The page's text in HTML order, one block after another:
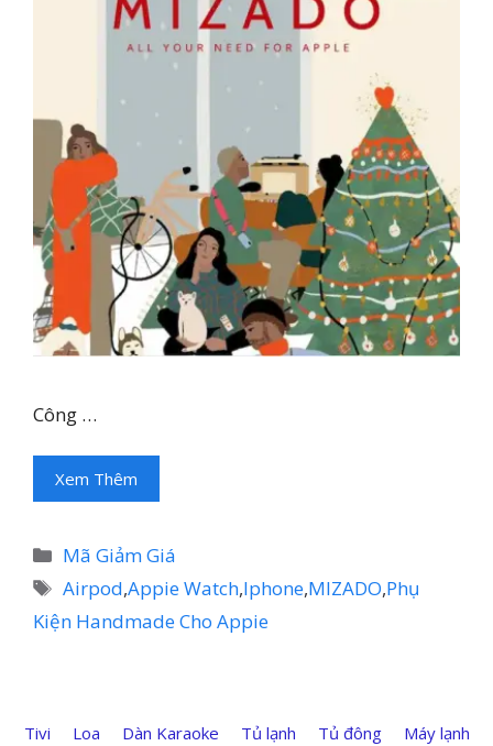
Công …
Xem Thêm
Danh
mục
Mã Giảm Giá
Thẻ
Airpod,Appie Watch,Iphone,MIZADO,Phụ
Kiện Handmade Cho Appie
Tivi Loa Dàn Karaoke Tủ lạnh Tủ đông
Máy lạnh